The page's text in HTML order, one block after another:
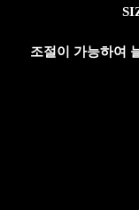
조절이 가능하여